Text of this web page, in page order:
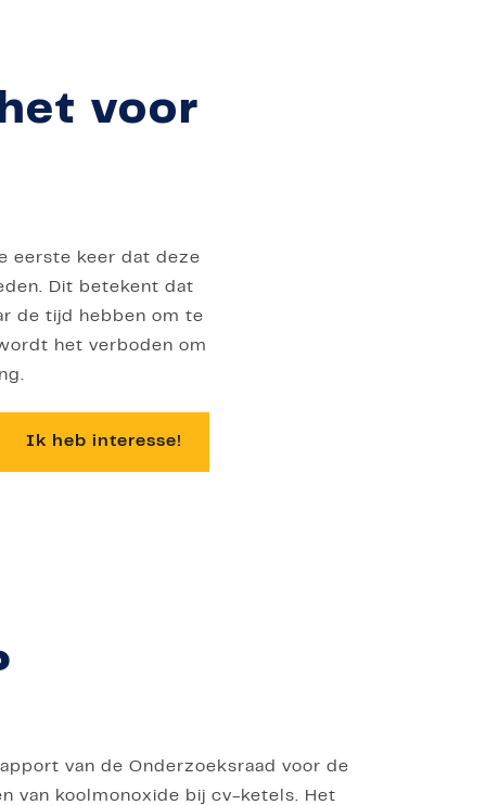
voor
eerste keer dat deze
Dit betekent dat
de tijd hebben om te
het verboden om
Ik heb interesse!
van de Onderzoeksraad voor de
van koolmonoxide bij cv-ketels. Het